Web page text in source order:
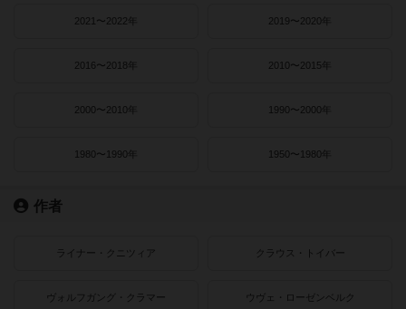
2021〜2022年 2019〜2020年
2016〜2018年 2010〜2015年
2000〜2010年 1990〜2000年
1980〜1990年 1950〜1980年
作者
ライナー・クニツィア クラウス・トイバー
ヴォルフガング・クラマー ウヴェ・ローゼンベルク